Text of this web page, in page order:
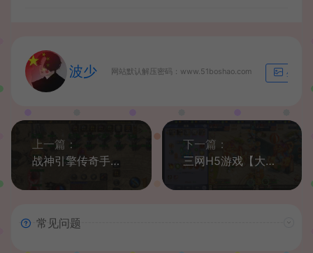
波少 网站默认解压密码：www.51boshao.com 生成海
上一篇：
战神引擎传奇手游【1.80新王者战神降龙二大陆】最新整理Win一键服务端+安卓苹果双端+GM授权后台+详细搭建教程
下一篇：
三网H5游戏【大圣轮回之爱玩西游H5】最新整理Linux手工服务端+GM授权后台+安卓+详细搭建教程
常见问题